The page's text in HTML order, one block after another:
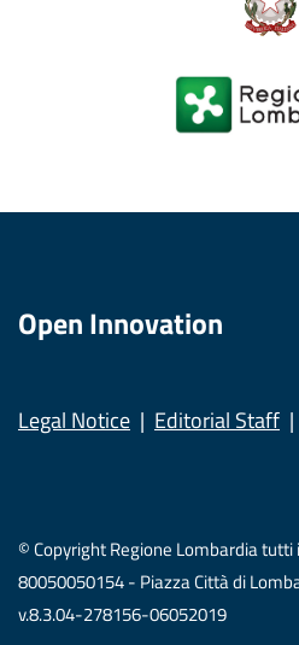
Open Innovation
Legal Notice Editorial Staff
© Copyright Regione Lombardia tutti
80050050154 - Piazza Città di
v.8.3.04-278156-06052019